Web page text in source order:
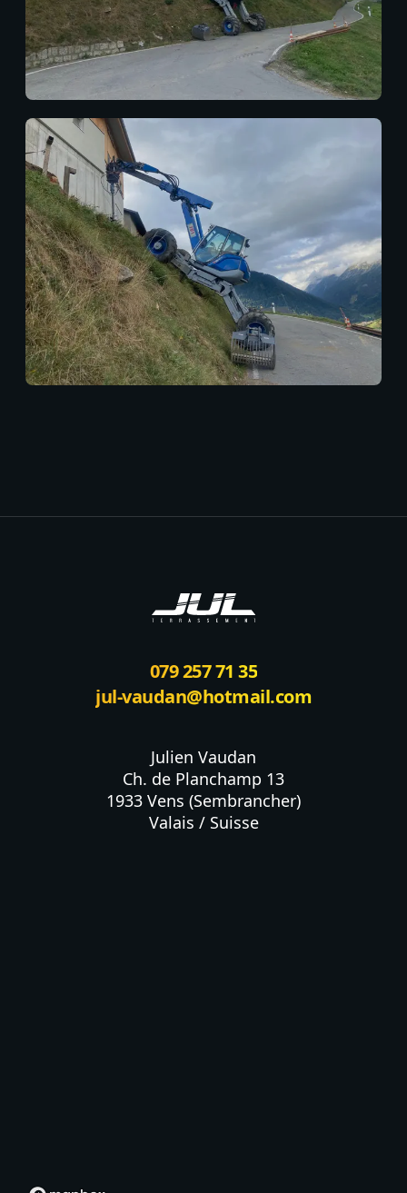
079 257 71 35
jul-vaudan@hotmail.com
Julien Vaudan
Ch. de Planchamp 13
1933 Vens (Sembrancher)
Valais / Suisse